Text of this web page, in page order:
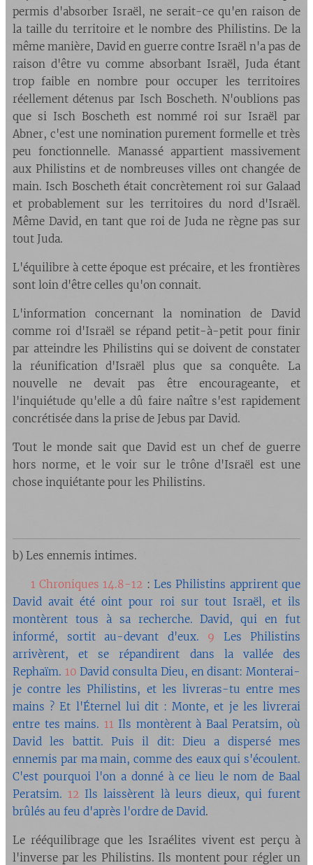
permis d'absorber Israël, ne serait-ce qu'en raison de
la taille du territoire et le nombre des Philistins. De la
même manière, David en guerre contre Israël n'a pas de
raison d'être vu comme absorbant Israël, Juda étant
trop faible en nombre pour occuper les territoires
réellement détenus par Isch Boscheth. N'oublions pas
que si Isch Boscheth est nommé roi sur Israël par
Abner, c'est une nomination purement formelle et très
peu fonctionnelle. Manassé appartient massivement
aux Philistins et de nombreuses villes ont changée de
main. Isch Boscheth était concrètement roi sur Galaad
et probablement sur les territoires du nord d'Israël.
Même David, en tant que roi de Juda ne règne pas sur
tout Juda.
L'équilibre à cette époque est précaire, et les frontières
sont loin d'être celles qu'on connait.
L'information concernant la nomination de David
comme roi d'Israël se répand petit-à-petit pour finir
par atteindre les Philistins qui se doivent de constater
la réunification d'Israël plus que sa conquête. La
nouvelle ne devait pas être encourageante, et
l'inquiétude qu'elle a dû faire naître s'est rapidement
concrétisée dans la prise de Jebus par David.
Tout le monde sait que David est un chef de guerre
hors norme, et le voir sur le trône d'Israël est une
chose inquiétante pour les Philistins.
b) Les ennemis intimes.
1 Chroniques 14.8-12 :Les Philistins apprirent que
David avait été oint pour roi sur tout Israël, et ils
montèrent tous à sa recherche. David, qui en fut
informé, sortit au-devant d'eux. 9 Les Philistins
arrivèrent, et se répandirent dans la vallée des
Rephaïm. 10 David consulta Dieu, en disant: Monterai-
je contre les Philistins, et les livreras-tu entre mes
mains ? Et l'Éternel lui dit : Monte, et je les livrerai
entre tes mains. 11 Ils montèrent à Baal Peratsim, où
David les battit. Puis il dit: Dieu a dispersé mes
ennemis par ma main, comme des eaux qui s'écoulent.
C'est pourquoi l'on a donné à ce lieu le nom de Baal
Peratsim.12 Ils laissèrent là leurs dieux, qui furent
brûlés au feu d'après l'ordre de David.
Le rééquilibrage que les Israélites vivent est perçu à
l'inverse par les Philistins. Ils montent pour régler un